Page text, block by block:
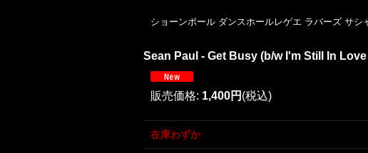
ショーンポール ダンスホールレゲエ ラバーズ サシ
Sean Paul - Get Busy (b/w I'm Still In
販売価格: 1,400円 (税込)
在庫わずか